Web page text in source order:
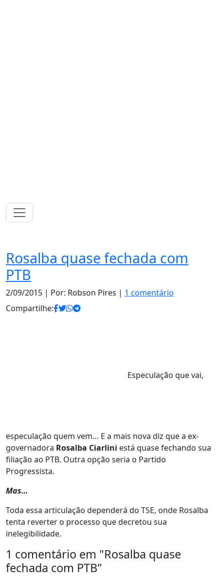
Rosalba quase fechada com
PTB
2/09/2015 | Por: Robson Pires | 1 comentário
Compartilhe:
Especulação que vai,
especulação quem vem… E a mais nova diz que a ex-
governadora Rosalba Ciarlini está quase fechando sua
filiação ao PTB. Outra opção seria o Partido
Progressista.
Mas…
Toda essa articulação dependerá do TSE, onde Rosalba
tenta reverter o processo que decretou sua
inelegibilidade.
1 comentário em "Rosalba quase
fechada com PTB"